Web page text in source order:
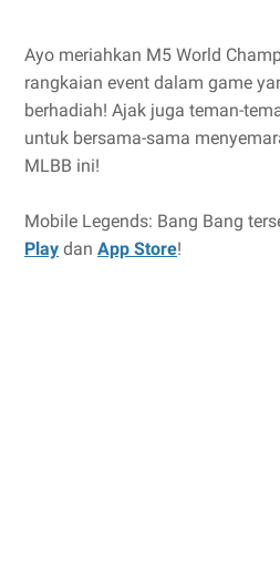
Ayo meriahkan M5 World
rangkaian event dalam game
berhadiah! Ajak juga teman-
untuk bersama-sama
MLBB ini!
Mobile Legends: Bang Bang
Play dan App Store!